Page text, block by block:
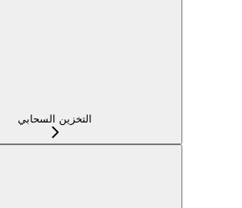
التخزين السحابي